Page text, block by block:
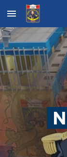
Skip to main